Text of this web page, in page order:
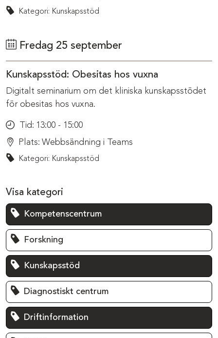
Kategori: Kunskapsstöd
Fredag 25 september
Kunskapsstöd: Obesitas hos vuxna
Digitalt seminarium om det kliniska kunskapsstödet
för obesitas hos vuxna.
Tid: 13:00 - 15:00
Plats: Webbsändning i Teams
Kategori: Kunskapsstöd
Visa kategori
Kompetenscentrum
Forskning
Kunskapsstöd
Diagnostiskt centrum
Driftinformation